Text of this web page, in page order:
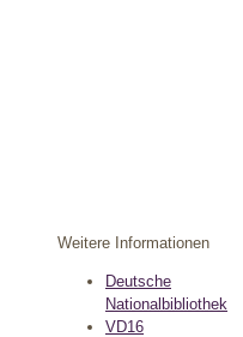
Weitere Informationen
Deutsche
Nationalbibliothek
VD16